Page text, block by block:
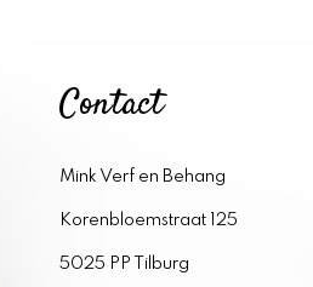
Contact
Mink Verf en Behang
Korenbloemstraat 125
5025 PP Tilburg